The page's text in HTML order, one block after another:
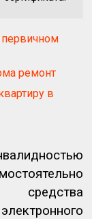
первичном
ремонт
в
средства